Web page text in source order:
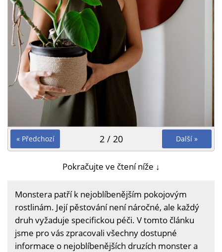
« Předchozí Další »
2 / 20
Pokračujte ve čtení níže ↓
Monstera patří k nejoblíbenějším pokojovým
rostlinám. Její pěstování není náročné, ale každý
druh vyžaduje specifickou péči. V tomto článku
jsme pro vás zpracovali všechny dostupné
informace o nejoblíbenějších druzích monster a